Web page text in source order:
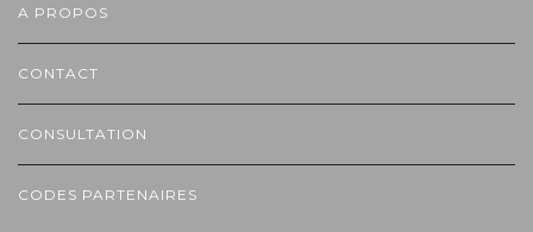
A PROPOS
CONTACT
CONSULTATION
CODES PARTENAIRES